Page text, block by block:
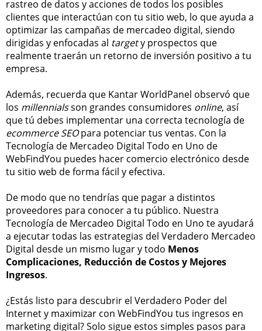
rastreo de datos y acciones de todos los posibles
clientes que interactúan con tu sitio web, lo que ayuda a
optimizar las campañas de mercadeo digital, siendo
dirigidas y enfocadas al targety prospectos que
realmente traerán un retorno de inversión positivo a tu
empresa.
Además, recuerda que Kantar WorldPanel observó que
los millennialsson grandes consumidores online, así
que tú debes implementar una correcta tecnología de
ecommerce SEOpara potenciar tus ventas. Con la
Tecnología de Mercadeo Digital Todo en Uno de
WebFindYou puedes hacer comercio electrónico desde
tu sitio web de forma fácil y efectiva.
De modo que no tendrías que pagar a distintos
proveedores para conocer a tu público. Nuestra
Tecnología de Mercadeo Digital Todo en Uno te ayudará
a ejecutar todas las estrategias del Verdadero Mercadeo
Digital desde un mismo lugar y todo Menos
Complicaciones, Reducción de Costos y Mejores
Ingresos.
¿Estás listo para descubrir el Verdadero Poder del
Internet y maximizar con WebFindYou tus ingresos en
marketing digital? Solo sigue estos simples pasos para